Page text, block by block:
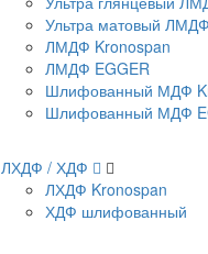
Ультра матовый
ЛМДФ Kronospan
ЛМДФ EGGER
Шлифованный МДФ
Шлифованный МДФ
ЛХДФ / ХДФ
ЛХДФ Kronospan
ХДФ шлифованный